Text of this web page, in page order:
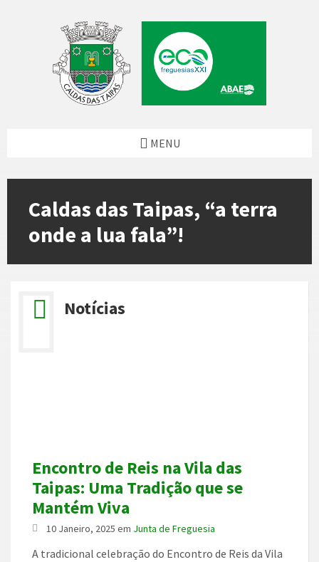
MENU
Caldas das Taipas, “a terra
onde a lua fala”!
Notícias
Encontro de Reis na Vila das
Taipas: Uma Tradição que se
Mantém Viva
10 Janeiro, 2025 em Junta de Freguesia
A tradicional celebração do Encontro de Reis da Vila